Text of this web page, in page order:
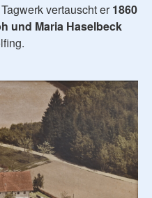
vertauscht er1860
und Maria Haselbeck